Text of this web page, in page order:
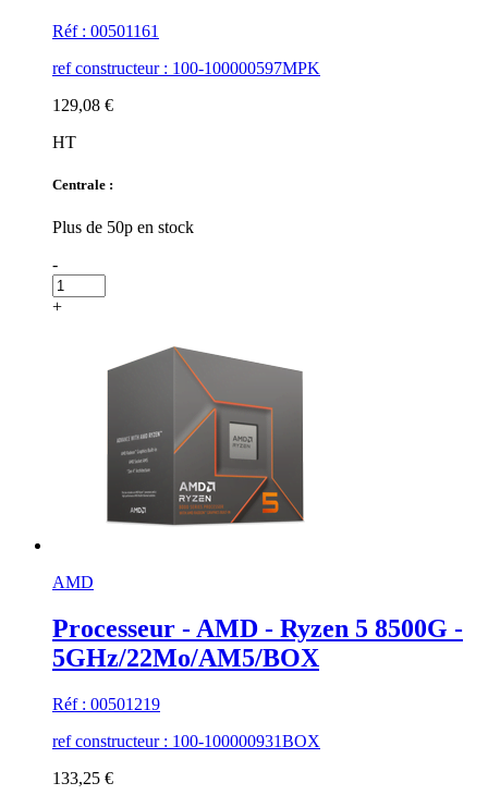
Réf : 00501161
ref constructeur : 100-100000597MPK
129,08 €
HT
Centrale :
Plus de 50p en stock
-
+
AMD
Processeur - AMD - Ryzen 5 8500G -
5GHz/22Mo/AM5/BOX
Réf : 00501219
ref constructeur : 100-100000931BOX
133,25 €